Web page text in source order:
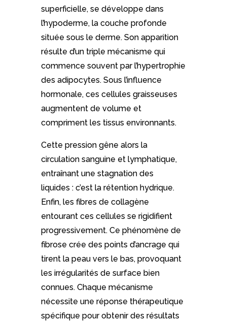
superficielle, se développe dans
l’hypoderme, la couche profonde
située sous le derme. Son apparition
résulte d’un triple mécanisme qui
commence souvent par l’hypertrophie
des adipocytes. Sous l’influence
hormonale, ces cellules graisseuses
augmentent de volume et
compriment les tissus environnants.
Cette pression gêne alors la
circulation sanguine et lymphatique,
entraînant une stagnation des
liquides : c’est la rétention hydrique.
Enfin, les fibres de collagène
entourant ces cellules se rigidifient
progressivement. Ce phénomène de
fibrose crée des points d’ancrage qui
tirent la peau vers le bas, provoquant
les irrégularités de surface bien
connues. Chaque mécanisme
nécessite une réponse thérapeutique
spécifique pour obtenir des résultats